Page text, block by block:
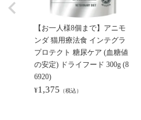
【お一人様8個まで】アニモ
ンダ 猫用療法食 インテグラ
プロテクト 糖尿ケア (血糖値
の安定) ドライフード 300g (8
6920)
¥1,375 （税込）